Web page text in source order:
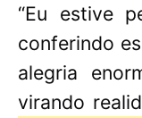
“Eu estive
conferindo
alegria
virando